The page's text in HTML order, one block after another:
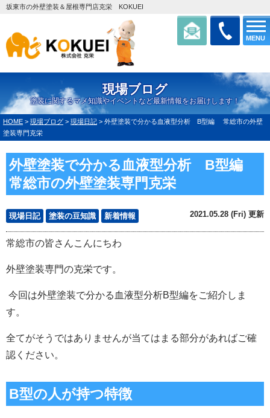
MENU
坂東市の外壁塗装＆屋根専門店克栄 KOKUEI
現場ブログ
塗装に関するマメ知識やイベントなど最新情報をお届けします！
HOME > 現場ブログ > 現場日記 > 外壁塗装で分かる血液型分析 B型編 常総市の外壁
塗装専門克栄
外壁塗装で分かる血液型分析 B型編
常総市の外壁塗装専門克栄
現場日記 塗装の豆知識 新着情報 2021.05.28 (Fri) 更新
常総市の皆さんこんにちわ
外壁塗装専門の克栄です。
今回は外壁塗装で分かる血液型分析B型編をご紹介しま
す。
全てがそうではありませんが当てはまる部分があればご確
認ください。
B型の人が持つ特徴